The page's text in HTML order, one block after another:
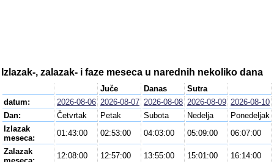
Izlazak-, zalazak- i faze meseca u narednih nekoliko dana
Juče Danas
Sutra
datum:
2026-08-06 2026-08-07 2026-08-08 2026-08-09 2026-08-10
Dan:
Četvrtak Petak Subota Nedelja
Ponedeljak
Izlazak
meseca:
01:43:00 02:53:00 04:03:00 05:09:00
06:07:00
Zalazak
12:08:00 12:57:00 13:55:00 15:01:00 16:14:00